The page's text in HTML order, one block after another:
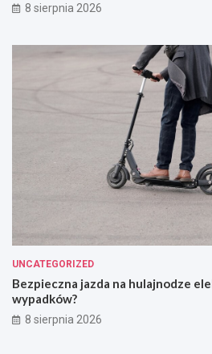
8 sierpnia 2026
UNCATEGORIZED
Bezpieczna jazda na hulajnodze
wypadków?
8 sierpnia 2026